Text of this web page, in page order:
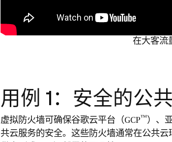
在大客流
用例 1：安全的公
虚拟防火墙可确保谷歌云平台（GCP™）、
共云服务的安全。这些防火墙通常在公共